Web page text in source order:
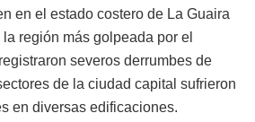
en el estado costero de La Guaira
región más golpeada por el
severos derrumbes de
de la ciudad capital sufrieron
en diversas edificaciones.